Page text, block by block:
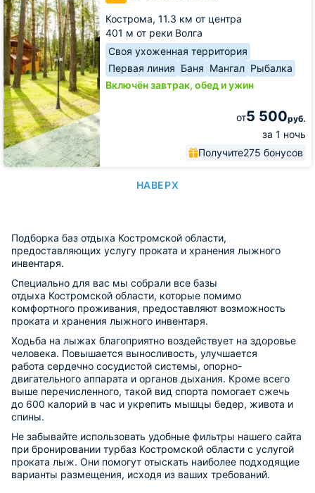
Кострома, 11.3 км от центра
401 м от реки Волга
Своя ухоженная территория
Первая линия Баня Мангал Рыбалка
Включён завтрак, обед и ужин
от5 500руб.
за 1 ночь
Получите275 бонусов
НАВЕРХ
Подборка баз отдыха Костромской области,
предоставляющих услугу проката и хранения лыжного
инвентаря.
Специально для вас мы собрали все базы
отдыха Костромской области, которые помимо
комфортного проживания, предоставляют возможность
проката и хранения лыжного инвентаря.
Ходьба на лыжах благоприятно воздействует на здоровье
человека. Повышается выносливость, улучшается
работа сердечно сосудистой системы, опорно-
двигательного аппарата и органов дыхания. Кроме всего
выше перечисленного, такой вид спорта помогает сжечь
до 600 калорий в час и укрепить мышцы бедер, живота и
спины.
Не забывайте использовать удобные фильтры нашего сайта
при бронировании турбаз Костромской области с услугой
проката лыж. Они помогут отыскать наиболее подходящие
варианты размещения, исходя из ваших требований.